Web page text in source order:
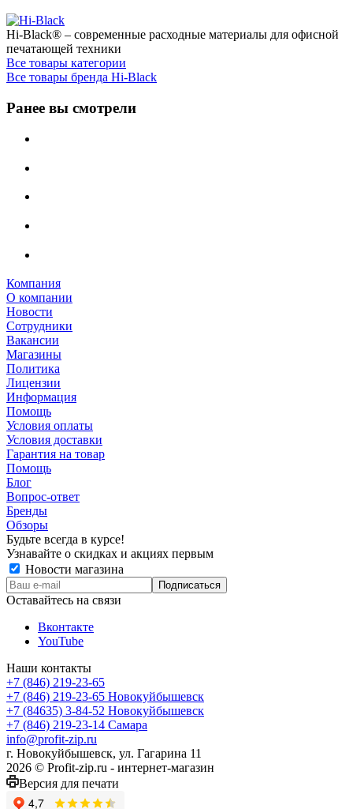
Hi-Black® – современные расходные материалы для офисной
печатающей техники
Все товары категории
Все товары бренда Hi-Black
Ранее вы смотрели
Компания
О компании
Новости
Сотрудники
Вакансии
Магазины
Политика
Лицензии
Информация
Помощь
Условия оплаты
Условия доставки
Гарантия на товар
Помощь
Блог
Вопрос-ответ
Бренды
Обзоры
Будьте всегда в курсе!
Узнавайте о скидках и акциях первым
Новости магазина
Оставайтесь на связи
Вконтакте
YouTube
Наши контакты
+7 (846) 219-23-65
+7 (846) 219-23-65 Новокуйбышевск
+7 (84635) 3-84-52 Новокуйбышевск
+7 (846) 219-23-14 Самара
info@profit-zip.ru
г. Новокуйбышевск, ул. Гагарина 11
2026 © Profit-zip.ru - интернет-магазин
Версия для печати